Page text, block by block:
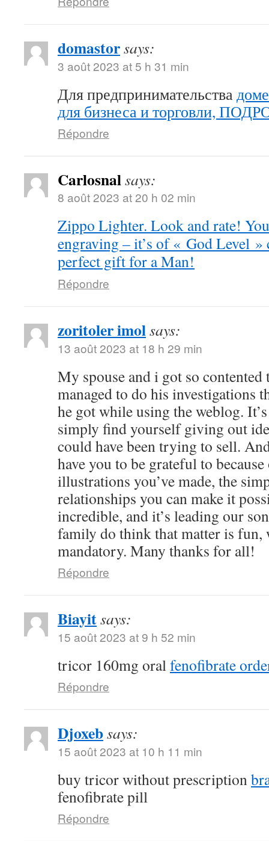
domastorsays:
3 août 2023 at 5 h 31 min
Для предпринимательства
для бизнеса и торговли,
Répondre
Carlosnalsays:
8 août 2023 at 20 h 02 min
Zippo Lighter. Look and rate!
engraving – it’s of « God Level
perfect gift for a Man!
Répondre
zoritoler imolsays:
13 août 2023 at 18 h 29 min
My spouse and i got so contented
managed to do his investigations
he got while using the weblog.
simply find yourself giving out
could have been trying to sell.
have you to be grateful to
illustrations you’ve made, the
relationships you can make it
incredible, and it’s leading our
family do think that matter is
mandatory. Many thanks for all!
Répondre
Biayitsays:
15 août 2023 at 9 h 52 min
tricor 160mg oralfenofibrate
Répondre
Djoxebsays:
15 août 2023 at 10 h 11 min
buy tricor without prescription
fenofibrate pill
Répondre